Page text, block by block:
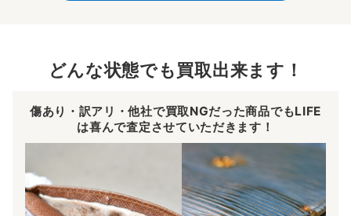
どんな状態でも買取出来ます！
傷あり・訳アリ・他社で買取NGだった商品でもLIFE
は喜んで査定させていただきます！